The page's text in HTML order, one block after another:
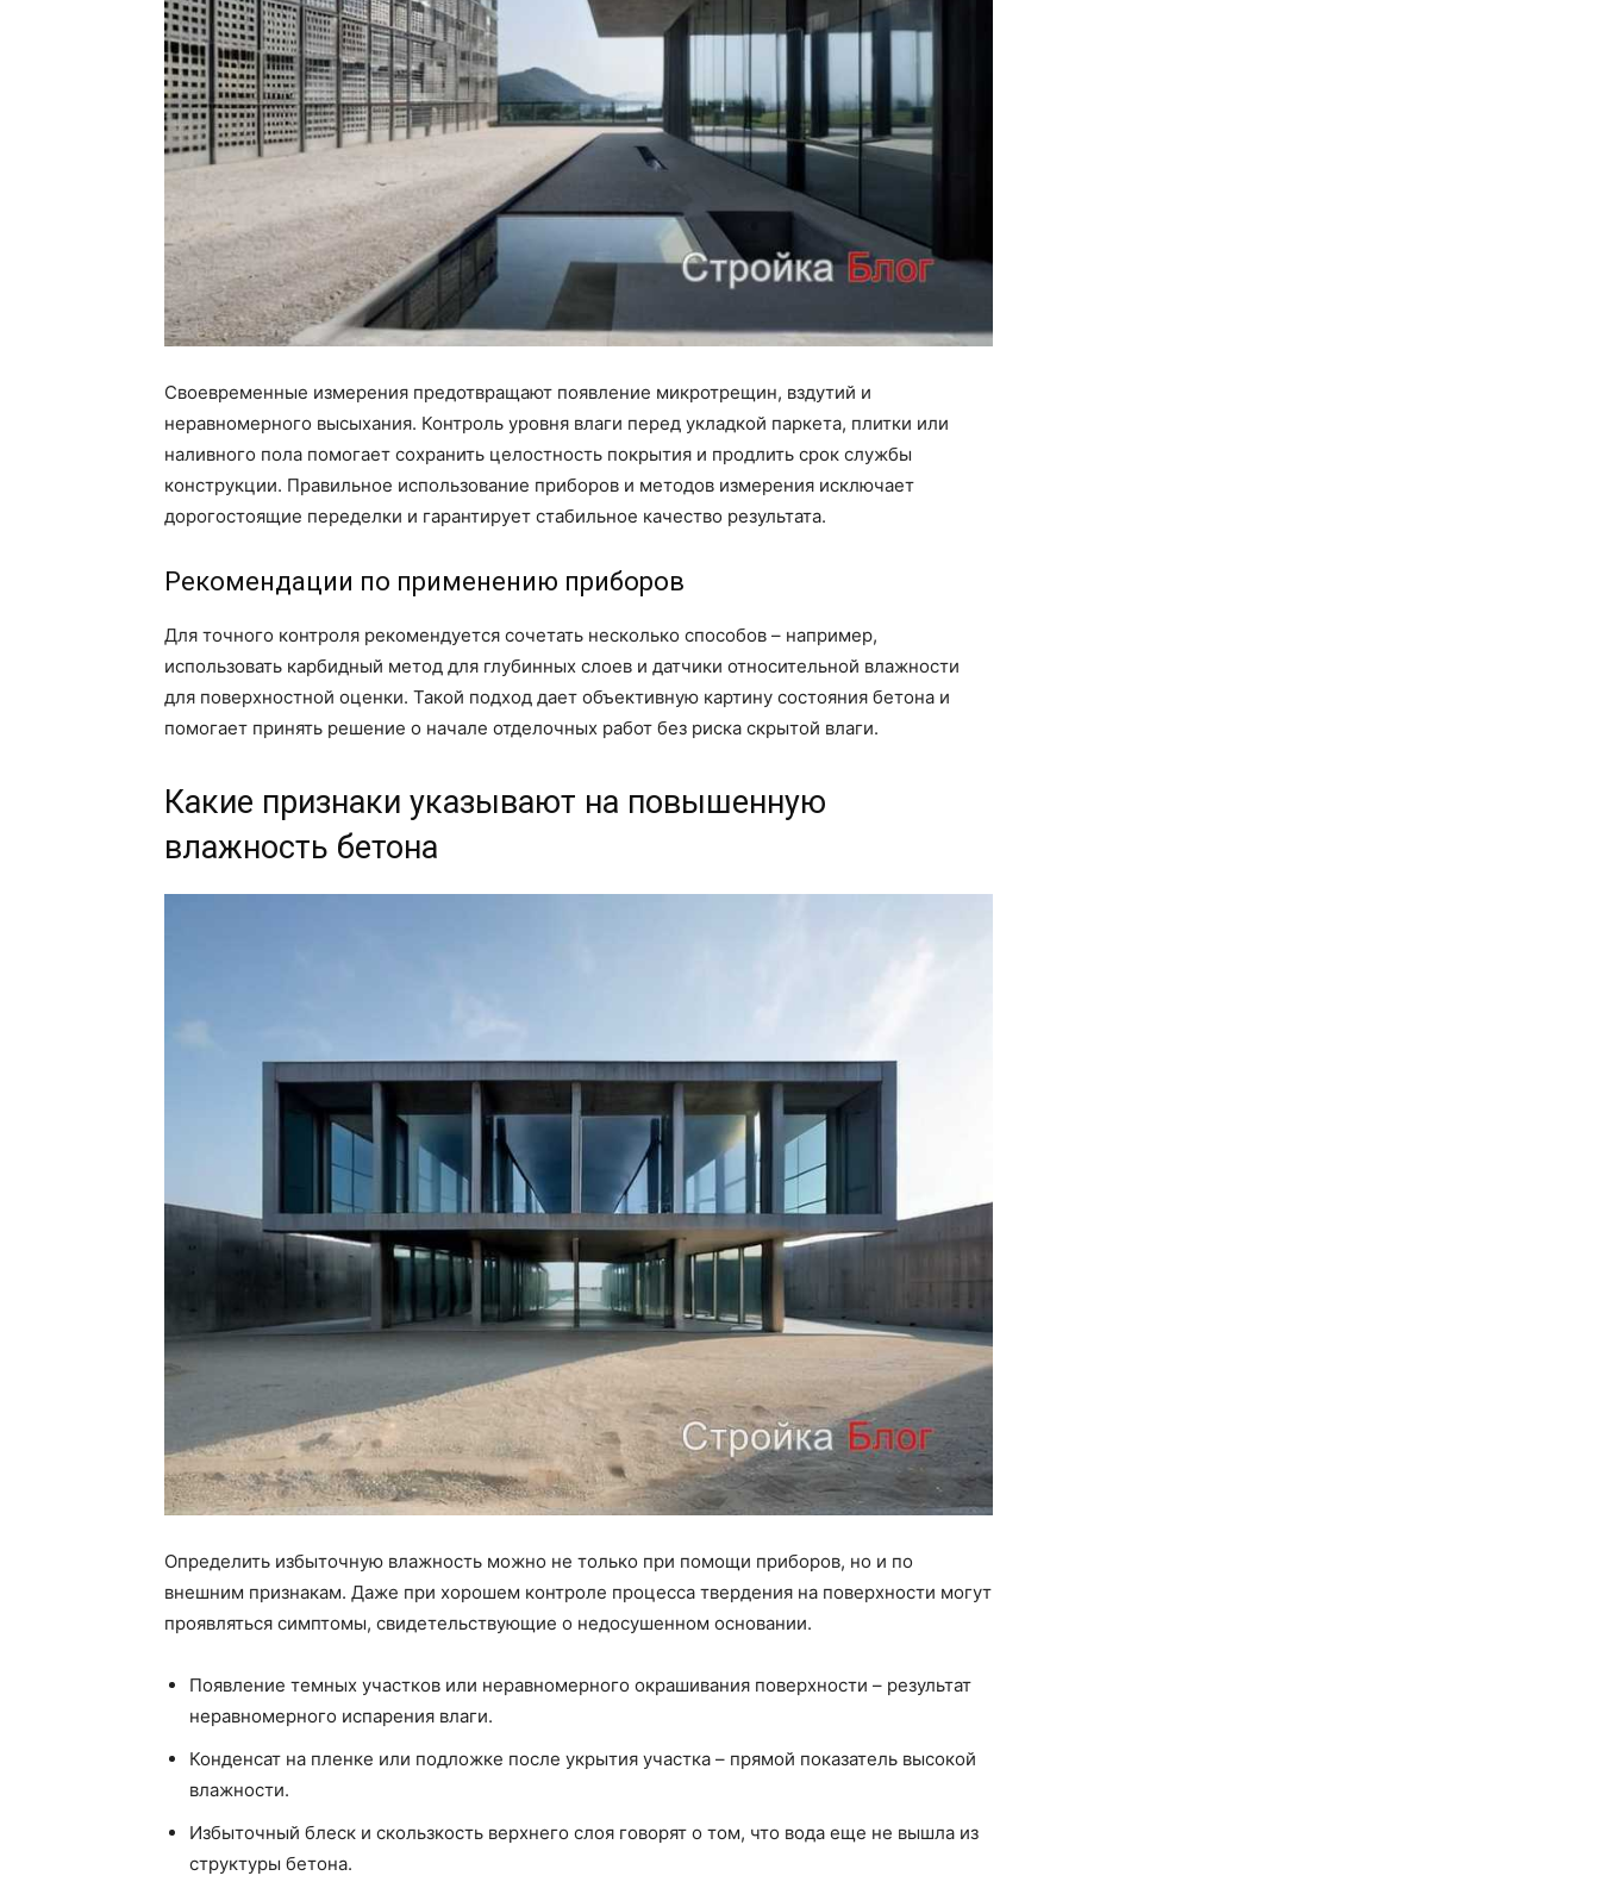
Своевременные измерения предотвращают появление микротрещин, вздутий и
неравномерного высыхания. Контроль уровня влаги перед укладкой паркета, плитки или
наливного пола помогает сохранить целостность покрытия и продлить срок службы
конструкции. Правильное использование приборов и методов измерения исключает
дорогостоящие переделки и гарантирует стабильное качество результата.
Рекомендации по применению приборов
Для точного контроля рекомендуется сочетать несколько способов – например,
использовать карбидный метод для глубинных слоев и датчики относительной влажности
для поверхностной оценки. Такой подход дает объективную картину состояния бетона и
помогает принять решение о начале отделочных работ без риска скрытой влаги.
Какие признаки указывают на повышенную
влажность бетона
Определить избыточную влажность можно не только при помощи приборов, но и по
внешним признакам. Даже при хорошем контроле процесса твердения на поверхности могут
проявляться симптомы, свидетельствующие о недосушенном основании.
Появление темных участков или неравномерного окрашивания поверхности – результат
неравномерного испарения влаги.
Конденсат на пленке или подложке после укрытия участка – прямой показатель высокой
влажности.
Избыточный блеск и скользкость верхнего слоя говорят о том, что вода еще не вышла из
структуры бетона.